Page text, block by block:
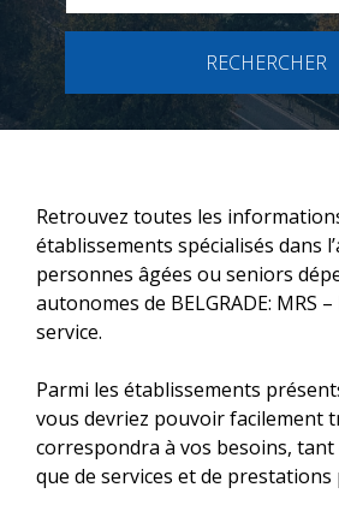
RECHERCHER
Retrouvez toutes les
établissements spécialisés dans
personnes âgées ou seniors
autonomes de BELGRADE: MRS
service.
Parmi les établissements
vous devriez pouvoir facilement
correspondra à vos besoins,
que de services et de prestations